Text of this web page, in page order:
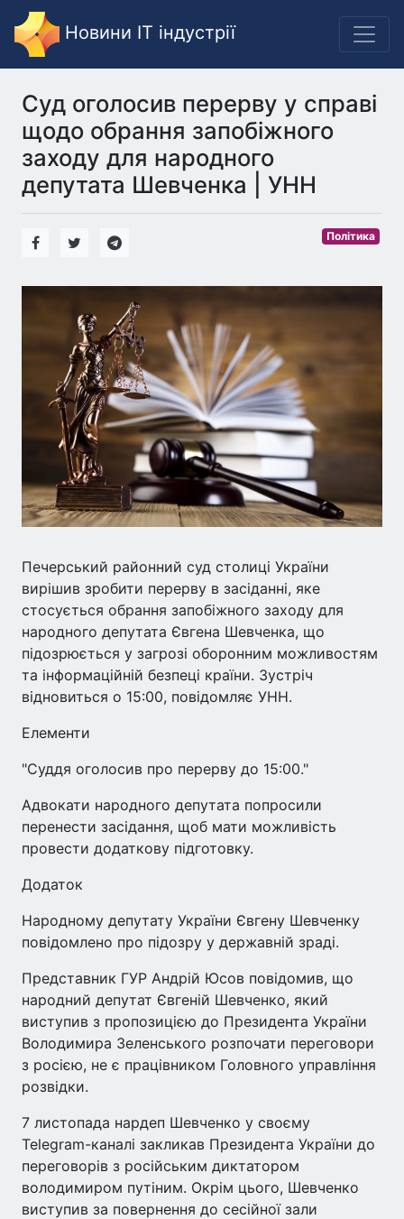
Новини IT індустрії
Суд оголосив перерву у справі
щодо обрання запобіжного
заходу для народного
депутата Шевченка | УНН
Політика
Печерський районний суд столиці України
вирішив зробити перерву в засіданні, яке
стосується обрання запобіжного заходу для
народного депутата Євгена Шевченка, що
підозрюється у загрозі оборонним можливостям
та інформаційній безпеці країни. Зустріч
відновиться о 15:00, повідомляє УНН.
Елементи
"Суддя оголосив про перерву до 15:00."
Адвокати народного депутата попросили
перенести засідання, щоб мати можливість
провести додаткову підготовку.
Додаток
Народному депутату України Євгену Шевченку
повідомлено про підозру у державній зраді.
Представник ГУР Андрій Юсов повідомив, що
народний депутат Євгеній Шевченко, який
виступив з пропозицією до Президента України
Володимира Зеленського розпочати переговори
з росією, не є працівником Головного управління
розвідки.
7 листопада нардеп Шевченко у своєму
Telegram-каналі закликав Президента України до
переговорів з російським диктатором
володимиром путіним. Окрім цього, Шевченко
виступив за повернення до сесійної зали